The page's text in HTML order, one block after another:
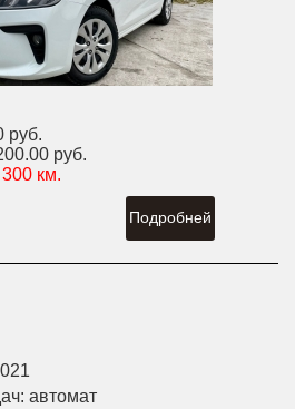
руб.
руб.
300 км.
Подробней
автомат